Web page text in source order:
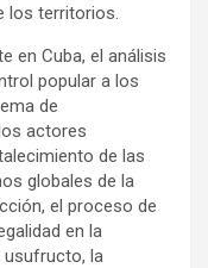
los territorios.
en Cuba, el análisis
popular a los
de
actores
de las
globales de la
el proceso de
en la
usufructo, la